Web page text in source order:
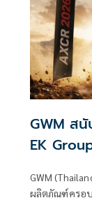
GWM ส
EK
GWM
ผลิตภัณฑ์ครอบ